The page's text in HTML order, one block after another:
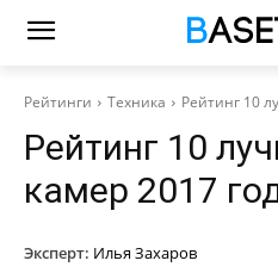
Рейтинги Техника Рейтинг 10
Рейтинг 10
камер 2017
Эксперт: Илья Захаров